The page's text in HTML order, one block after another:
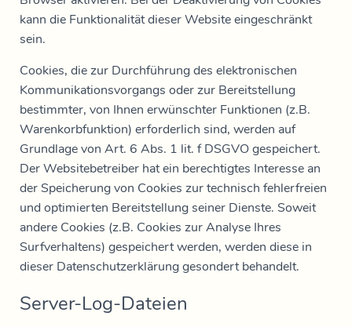
kann die Funktionalität dieser Website eingeschränkt
sein.
Cookies, die zur Durchführung des elektronischen
Kommunikationsvorgangs oder zur Bereitstellung
bestimmter, von Ihnen erwünschter Funktionen (z.B.
Warenkorbfunktion) erforderlich sind, werden auf
Grundlage von Art. 6 Abs. 1 lit. f DSGVO gespeichert.
Der Websitebetreiber hat ein berechtigtes Interesse an
der Speicherung von Cookies zur technisch fehlerfreien
und optimierten Bereitstellung seiner Dienste. Soweit
andere Cookies (z.B. Cookies zur Analyse Ihres
Surfverhaltens) gespeichert werden, werden diese in
dieser Datenschutzerklärung gesondert behandelt.
Server-Log-Dateien